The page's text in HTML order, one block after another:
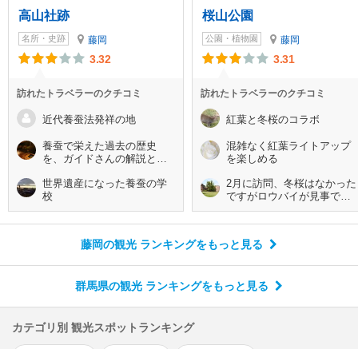
高山社跡
名所・史跡 藤岡
3.32
訪れたトラベラーのクチコミ
近代養蚕法発祥の地
養蚕で栄えた過去の歴史
を、ガイドさんの解説と共
世界遺産になった養蚕の学
校
桜山公園
公園・植物園 藤岡
3.31
訪れたトラベラーのクチコミ
紅葉と冬桜のコラボ
混雑なく紅葉ライトアップ
を楽しめる
2月に訪問、冬桜はなかった
ですがロウバイが見事でし
た。
藤岡の観光 ランキングをもっと見る
群馬県の観光 ランキングをもっと見る
カテゴリ別 観光スポットランキング